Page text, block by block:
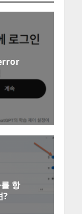
항
?